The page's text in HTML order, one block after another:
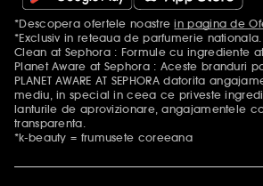
Mentiuni aditionale
*Descopera ofertele noastrein pagina de
*Exclusiv in reteaua de parfumerie nationala.
Clean at Sephora : Formule cu ingrediente
Planet Aware at Sephora : Aceste branduri
PLANET AWARE AT SEPHORA datorita
mediu, in special in ceea ce priveste
lanturile de aprovizionare, angajamentele
transparenta.
*k-beauty = frumusete coreeana